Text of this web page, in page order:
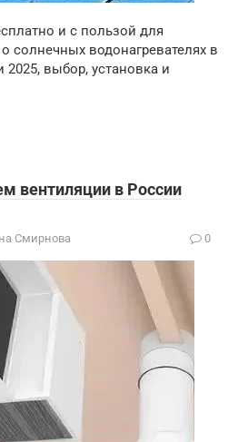
и с пользой для
солнечных водонагревателях в
выбор, установка и
вентиляции в России
Смирнова 0